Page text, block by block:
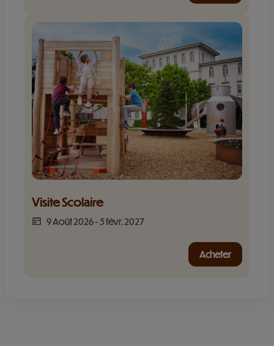
Visite Scolaire
9 Août 2026-5 févr. 2027
Acheter